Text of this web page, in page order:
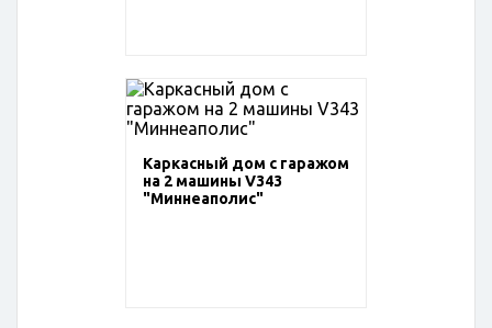
Каркасный дом с гаражом
на 2 машины V343
"Миннеаполис"